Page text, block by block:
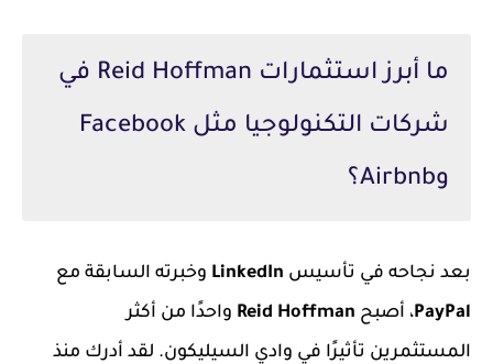
ما أبرز استثمارات Reid Hoffman في
شركات التكنولوجيا مثل Facebook
وAirbnb؟
بعد نجاحه في تأسيس LinkedIn وخبرته السابقة مع
PayPal، أصبح Reid Hoffman واحدًا من أكثر
المستثمرين تأثيرًا في وادي السيليكون. لقد أدرك منذ